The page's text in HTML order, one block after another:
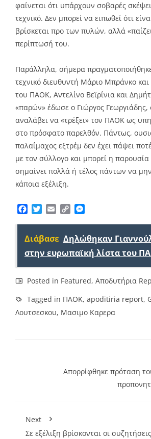
φαίνεται ότι υπάρχουν σοβαρές
τεχνικό. Δεν μπορεί να ειπωθεί ότι
βρίσκεται προ των πυλών, αλλά
περίπτωσή του.
Παράλληλα, σήμερα
τεχνικό διευθυντή Μάριο Μπράνκο
του ΠΑΟΚ, Αντελίνο Βεϊρίνια και
«παρών» έδωσε ο Γιώργος Γεωργιάδης,
αναλάβει να «τρέξει» τον ΠΑΟΚ ως
στο πρόσφατο παρελθόν. Πάντως,
παλαίμαχος εξτρέμ δεν έχει πάψει
με τον σύλλογο και μπορεί η
σημαίνει πολλά ή τέλος πάντων να
κάποια εξέλιξη.
Facebook
TwitterEmailCopy
Διάβασε Δηλώθηκαν
στην ευρωπαϊκή λίστα του
Posted in Featured, Αποδυτήρια
Tagged in ΠΑΟΚ, apoditiria report,
Λουτσεσκου, Μασιμο Καρερα
Απορρίφθηκε πρόταση
Next
Σε εξέλιξη βρίσκονται οι